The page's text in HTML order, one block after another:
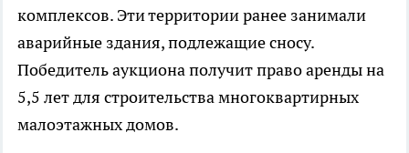
комплексов. Эти территории ранее занимали
аварийные здания, подлежащие сносу.
Победитель аукциона получит право аренды на
5,5 лет для строительства многоквартирных
малоэтажных домов.